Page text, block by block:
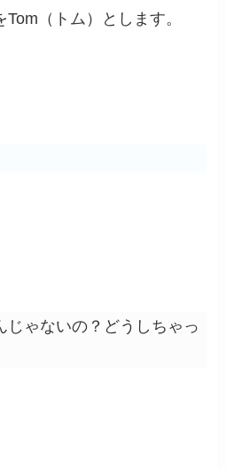
（トム）とします。
じゃないの？どうしちゃっ